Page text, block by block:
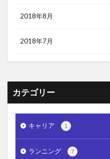
2018年8月
2018年7月
カテゴリー
キャリア 1
ランニング 7